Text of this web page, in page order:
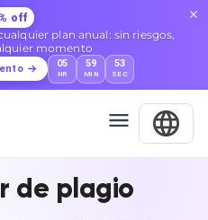
off
plan anual: sin riesgos,
momento
05
HR
59
MIN
52
SEC
de plagio